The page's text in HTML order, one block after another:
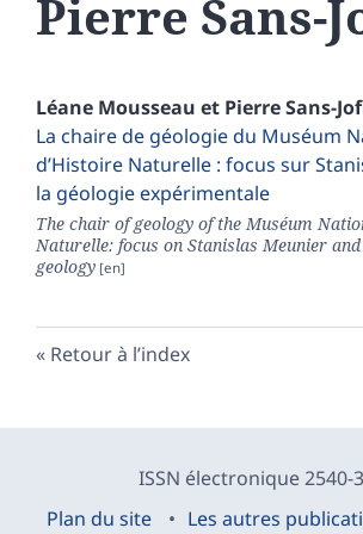
Pierre Sans-
Léane Mousseau et PierreSans-
La chaire de géologie du Muséum
d’Histoire Naturelle : focus sur
la géologie expérimentale
The chair of geology of the Muséum
Naturelle: focus on Stanislas Meunier
geology
Retour à l’index
ISSN électronique 2540-
Plan du site
Les autres